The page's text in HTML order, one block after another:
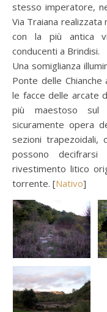
stesso imperatore,
Via Traiana
con la più antica
conducenti a Brindisi.
Una somiglianza
Ponte delle
le facce delle arcate
più maestoso sul
sicuramente opera
sezioni trapezoidali,
possono
rivestimento litico
torrente. [Nativo]